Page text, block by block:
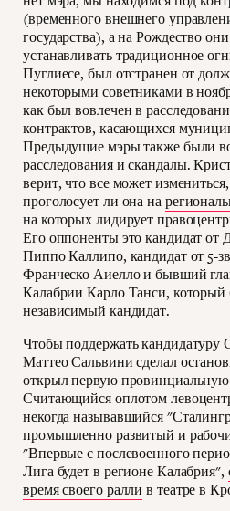
(временного внешнего
государства), а на Рождество
устанавливать традиционное
Пуглиесе, был отстранен от
некоторыми советниками в
как был вовлечен в
контрактов, касающихся
Предыдущие мэры также были
расследования и скандалы.
верит, что все может
проголосует ли она на
на которых лидирует
Его оппоненты это кандидат от
Пиппо Каллипо, кандидат от 5-
Франческо Аиелло и бывший
Калабрии Карло Танси, который
независимый кандидат.
Чтобы поддержать кандидатуру
Маттео Сальвини сделал
открыл первую провинциальную
Считающийся оплотом
некогда называвшийся
промышленно развитый и
"Впервые с послевоенного
Лига будет в регионе Калабрия",
время своего ралли в театре в